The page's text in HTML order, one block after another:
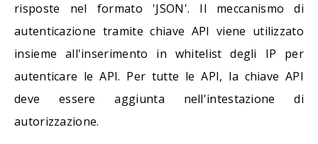
risposte nel formato 'JSON'. Il meccanismo di
autenticazione tramite chiave API viene utilizzato
insieme all'inserimento in whitelist degli IP per
autenticare le API. Per tutte le API, la chiave API
deve essere aggiunta nell'intestazione di
autorizzazione.